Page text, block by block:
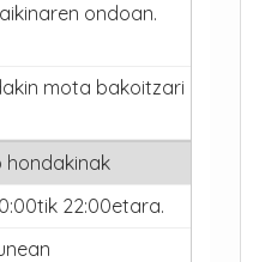
ondoan.
mota bakoitzari
hondakinak
22:00etara.